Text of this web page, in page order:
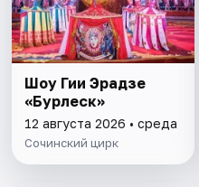
Шоу Гии Эрадзе
«Бурлеск»
12 августа 2026 • среда
Сочинский цирк